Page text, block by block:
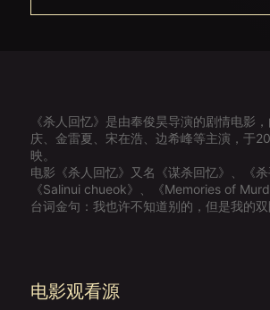
《杀人回忆》是由奉俊昊导演的剧情电影
庆、金雷夏、宋在浩、边希峰等主演，于
映。
电影《杀人回忆》又名《谋杀回忆》、《杀
《Salinui chueok》、《Memories of
台词金句：我也许不知道别的，但是我的双
电影观看源